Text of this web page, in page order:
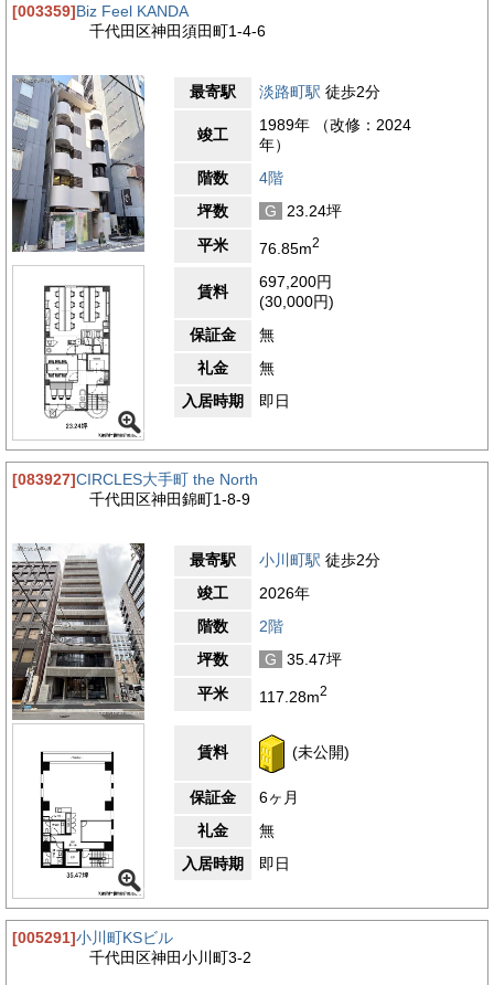
[003359]Biz Feel KANDA
千代田区神田須田町1-4-6
最寄駅 淡路町駅 徒歩2分
竣工
1989年 （改修：2024
年）
階数
4階
坪数
G
23.24坪
平米
76.85m2
賃料
697,200円
(30,000円)
保証金
無
礼金
無
入居時期
即日
[083927]CIRCLES大手町 the North
千代田区神田錦町1-8-9
最寄駅 小川町駅 徒歩2分
竣工
2026年
階数
2階
坪数
G
35.47坪
平米
117.28m2
賃料 (未公開)
保証金
6ヶ月
礼金
無
入居時期
即日
[005291]小川町KSビル
千代田区神田小川町3-2